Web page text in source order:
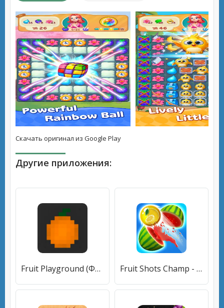
Скачать оригинал из Google Play
Другие приложения:
Fruit Playground (Фрут Плейграунд) [МОД Все открыто] APK Android Fruit Shots Champ - Fruit Land (Фрут Шотс Чемп) [МОД Mega Pack] APK Android